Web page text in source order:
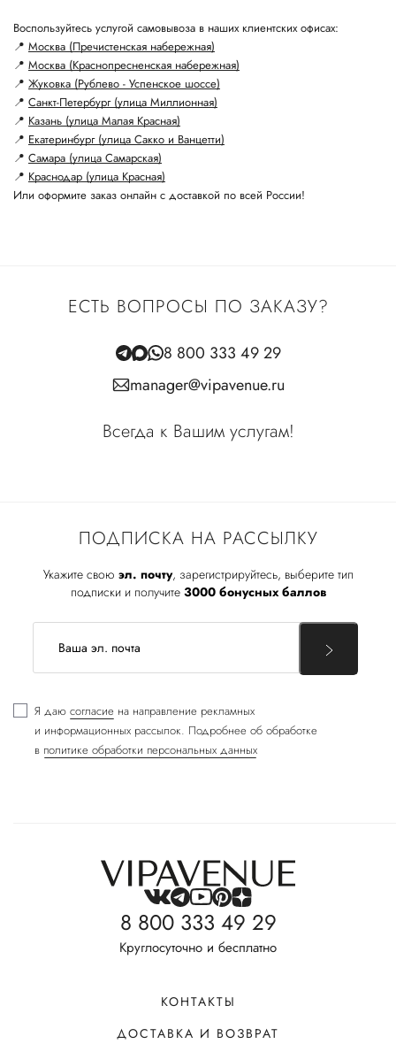
Воспользуйтесь услугой самовывоза в наших клиентских офисах:
📍 Москва (Пречистенская набережная)
📍 Москва (Краснопресненская набережная)
📍 Жуковка (Рублево - Успенское шоссе)
📍 Санкт-Петербург (улица Миллионная)
📍 Казань (улица Малая Красная)
📍 Екатеринбург (улица Сакко и Ванцетти)
📍 Самара (улица Самарская)
📍 Краснодар (улица Красная)
Или оформите заказ онлайн с доставкой по всей России!
ПОДПИСКА НА РАССЫЛКУ
Укажите свою эл. почту, зарегистрируйтесь, выберите тип
подписки и получите 3000 бонусных баллов
Я даю согласие на направление рекламных
и информационных рассылок. Подробнее об обработке
в политике обработки персональных данных
ЕСТЬ ВОПРОСЫ ПО ЗАКАЗУ?
8 800 333 49 29
manager@vipavenue.ru
Всегда к Вашим услугам!
8 800 333 49 29
Круглосуточно и бесплатно
КОНТАКТЫ
ДОСТАВКА И ВОЗВРАТ